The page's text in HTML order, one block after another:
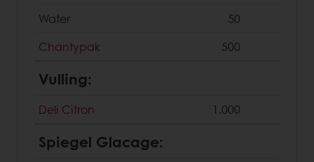
Water
50
Chantypak
500
Vulling:
Deli Citron 1.000
Spiegel Glacage: